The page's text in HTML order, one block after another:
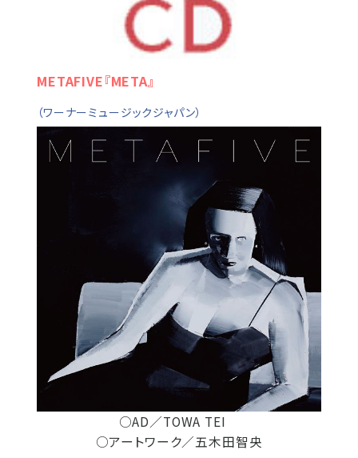
METAFIVE『META』
（ワーナーミュージックジャパン）
○AD／TOWA TEI
○アートワーク／五木田智央